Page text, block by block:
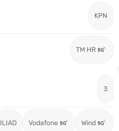
KPN
TM HR
3
ILIAD Vodafone Wind